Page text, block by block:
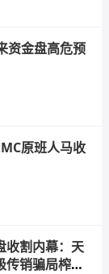
资金盘高危预
原班人马收
收割内幕：天
传销骗局榨干